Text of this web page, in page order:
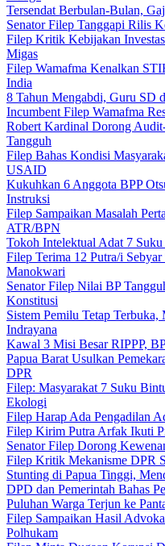
Tersendat Berbulan-Bulan,
Senator Filep Tanggapi Rilis
Filep Kritik Kebijakan
Migas
Filep Wamafma Kenalkan
India
8 Tahun Mengabdi, Guru SD
Incumbent Filep Wamafma
Robert Kardinal Dorong
Tangguh
Filep Bahas Kondisi
USAID
Kukuhkan 6 Anggota BPP
Instruksi
Filep Sampaikan Masalah
ATR/BPN
Tokoh Intelektual Adat 7
Filep Terima 12 Putra/i
Manokwari
Senator Filep Nilai BP
Konstitusi
Sistem Pemilu Tetap
Indrayana
Kawal 3 Misi Besar RIPPP,
Papua Barat Usulkan
DPR
Filep: Masyarakat 7 Suku
Ekologi
Filep Harap Ada Pengadilan
Filep Kirim Putra Arfak Ikuti
Senator Filep Dorong
Filep Kritik Mekanisme DPR
Stunting di Papua Tinggi,
DPD dan Pemerintah Bahas
Puluhan Warga Terjun ke
Filep Sampaikan Hasil
Polhukam